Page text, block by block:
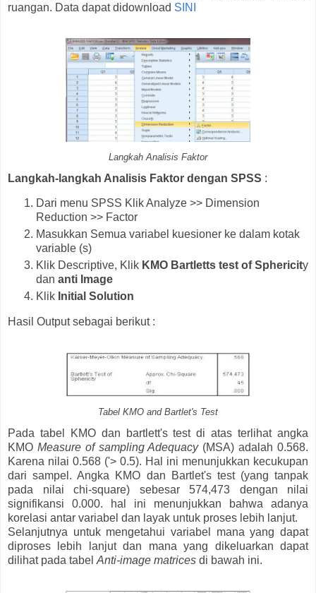
ruangan. Data dapat didownload SINI
Langkah Analisis Faktor
Langkah-langkah Analisis Faktor dengan SPSS :
Dari menu SPSS Klik Analyze >> Dimension
Reduction >> Factor
Masukkan Semua variabel kuesioner ke dalam kotak
variable (s)
Klik Descriptive, Klik KMO Bartletts test of Sphericity
dan anti Image
Klik Initial Solution
Hasil Output sebagai berikut :
Tabel KMO and Bartlet's Test
Pada tabel KMO dan bartlett's test di atas terlihat angka
KMO Measure of sampling Adequacy(MSA) adalah 0.568.
Karena nilai 0.568 ('> 0.5). Hal ini menunjukkan kecukupan
dari sampel. Angka KMO dan Bartlet's test (yang tanpak
pada nilai chi-square) sebesar 574,473 dengan nilai
signifikansi 0.000. hal ini menunjukkan bahwa adanya
korelasi antar variabel dan layak untuk proses lebih lanjut.
Selanjutnya untuk mengetahui variabel mana yang dapat
diproses lebih lanjut dan mana yang dikeluarkan dapat
dilihat pada tabel Anti-image matrices di bawah ini.